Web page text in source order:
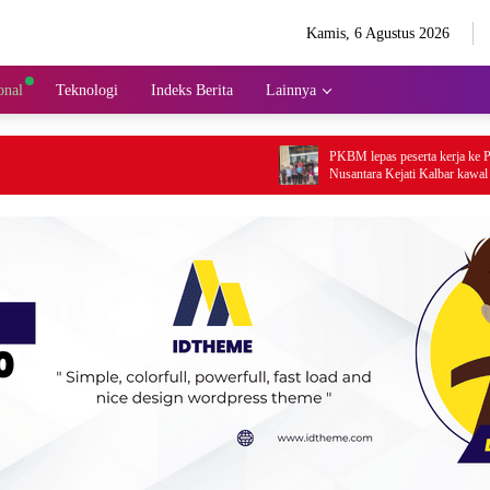
Kamis, 6 Agustus 2026
Teknologi Indeks Berita Lainnya
PKBM lepas peserta kerja ke PT Angrinas
Nusantara Kejati Kalbar kawal pekerja dan
pendidikan